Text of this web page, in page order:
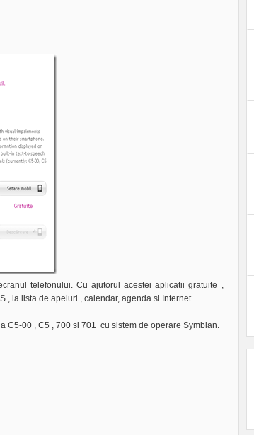
telefonului. Cu ajutorul acestei aplicatii gratuite ,
, la lista de apeluri , calendar, agenda si Internet.
C5-00 , C5 , 700 si 701 cu sistem de operare Symbian.